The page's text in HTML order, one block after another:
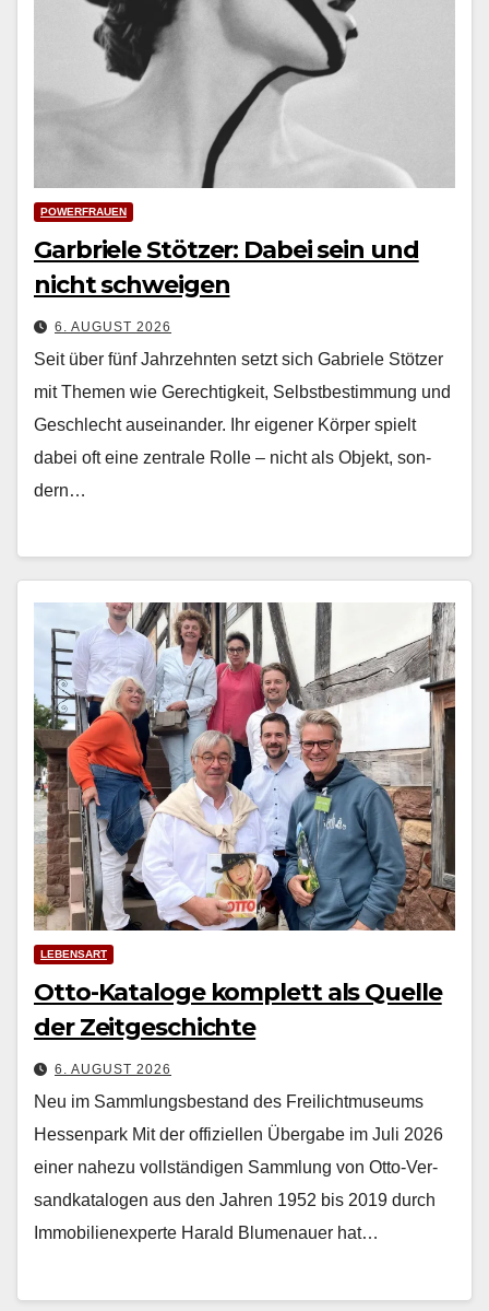
POWERFRAUEN
Garbriele Stötzer: Dabei sein und
nicht schweigen
6. AUGUST 2026
Seit über fünf Jahrzehn­ten set­zt sich Gabriele Stötzer
mit The­men wie Gerechtigkeit, Selb­st­bes­tim­mung und
Geschlecht auseinan­der. Ihr eigen­er Kör­p­er spielt
dabei oft eine zen­trale Rolle – nicht als Objekt, son­
dern…
LEBENSART
Otto-Kataloge komplett als Quelle
der Zeitgeschichte
6. AUGUST 2026
Neu im Sammlungsbestand des Freilichtmuseums
Hessenpark Mit der offiziellen Über­gabe im Juli 2026
ein­er nahezu voll­ständi­gen Samm­lung von Otto-Ver­
sand­kat­a­lo­gen aus den Jahren 1952 bis 2019 durch
Immo­bilienex­perte Har­ald Blu­me­nauer hat…